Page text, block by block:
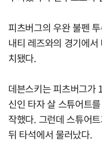
피츠버그의 우완 불펜
내티 레즈와의 경기에
치됐다.
데븐스키는 피츠버그가
신인 타자 살 스튜어트
작했다. 그런데 스튜어
뒤 타석에서 물러났다.